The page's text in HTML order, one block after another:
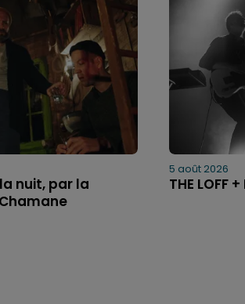
nuit, par la
5 août 2026
THE LOFF